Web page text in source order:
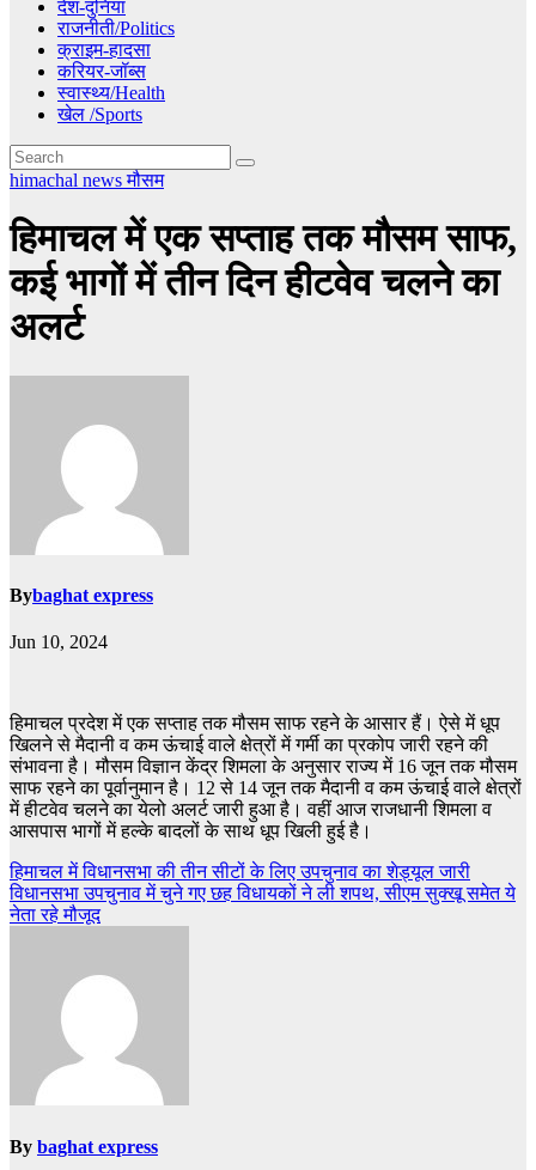
देश-दुनिया
राजनीती/Politics
क्राइम-हादसा
करियर-जॉब्स
स्वास्थ्य/Health
खेल /Sports
himachal newsमौसम
हिमाचल में एक सप्ताह तक मौसम साफ,
कई भागों में तीन दिन हीटवेव चलने का
अलर्ट
Bybaghat express
Jun 10, 2024
हिमाचल प्रदेश में एक सप्ताह तक मौसम साफ रहने के आसार हैं। ऐसे में धूप
खिलने से मैदानी व कम ऊंचाई वाले क्षेत्रों में गर्मी का प्रकोप जारी रहने की
संभावना है। मौसम विज्ञान केंद्र शिमला के अनुसार राज्य में 16 जून तक मौसम
साफ रहने का पूर्वानुमान है। 12 से 14 जून तक मैदानी व कम ऊंचाई वाले क्षेत्रों
में हीटवेव चलने का येलो अलर्ट जारी हुआ है। वहीं आज राजधानी शिमला व
आसपास भागों में हल्के बादलों के साथ धूप खिली हुई है।
Post
navigation
हिमाचल में विधानसभा की तीन सीटों के लिए उपचुनाव का शेड्यूल जारी
विधानसभा उपचुनाव में चुने गए छह विधायकों ने ली शपथ, सीएम सुक्खू समेत ये
नेता रहे मौजूद
By baghat express